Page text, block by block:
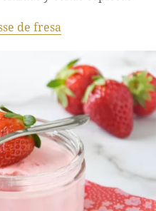
de fresa